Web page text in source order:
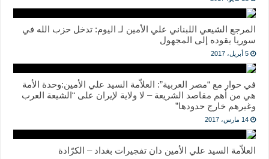
المرجع الشيعي اللبناني علي الأمين لـ اليوم: تدخل حزب الله في
سوريا يقوده إلى المجهول
5 أبريل، 2017
في حوار مع “مصر العربية”: العلاّمة السيد علي الأمين:وحدة الأمة
هي من أهم مقاصد الشريعة – لا ولاية لإيران على “الشيعة العرب
وغيرهم خارج حدودها”
14 مارس، 2017
العلاّمة السيد علي الأمين دان تفجيرات بغداد – الكرّادة